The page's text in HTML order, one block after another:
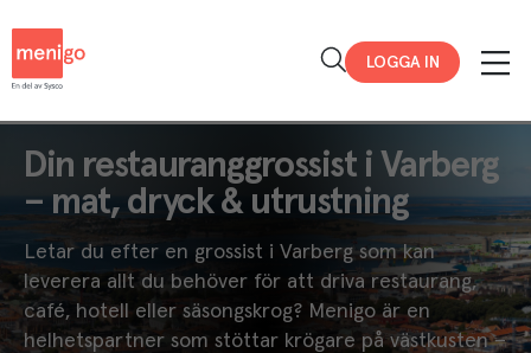
LOGGA IN
Din restauranggrossist i Varberg
– mat, dryck & utrustning
Letar du efter en grossist i Varberg som kan
leverera allt du behöver för att driva restaurang,
café, hotell eller säsongskrog? Menigo är en
helhetspartner som stöttar krögare på västkusten –